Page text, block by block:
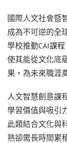
國際人文社會暨
成為不可逆的全
學校推動CAI課
使其能從文化底
果，為未來職涯
人文智慧創意課
學習價值與吸引
此類結合文化與
熟卻需長時間累